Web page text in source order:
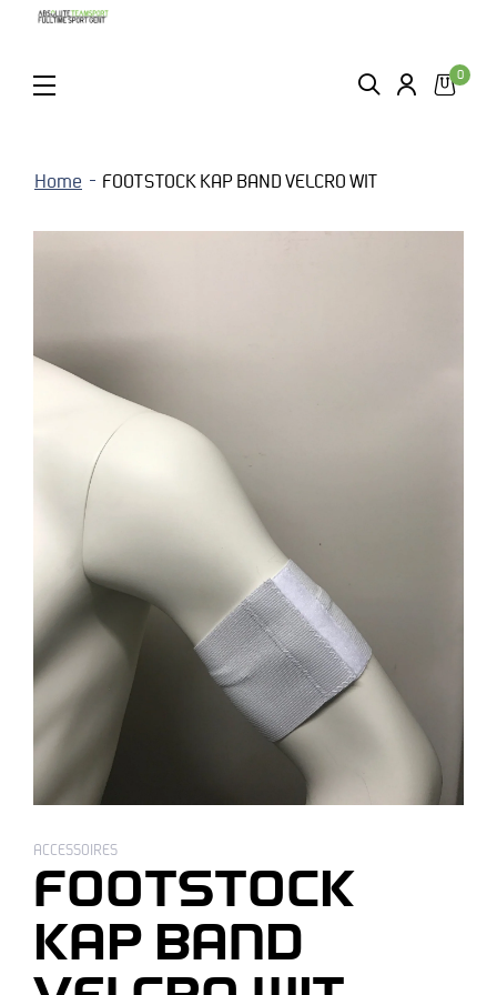
ZOEKEN LOGIN
0
Home FOOTSTOCK KAP BAND VELCRO WIT
ACCESSOIRES
FOOTSTOCK
KAP BAND